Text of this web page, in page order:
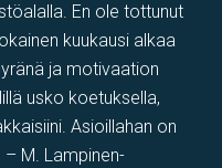
En ole tottunut
kuukausi alkaa
ja motivaation
usko koetuksella,
Asioillahan on
M. Lampinen-